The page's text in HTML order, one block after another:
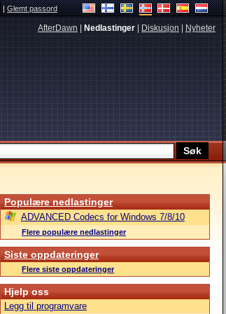
|Glemt passord
AfterDawn Nedlastinger Diskusjon Nyheter
Populære nedlastinger
ADVANCED Codecs for Windows 7/8/10
Flere populære nedlastinger
Siste oppdateringer
Flere siste oppdateringer
Hjelp oss
Legg til programvare